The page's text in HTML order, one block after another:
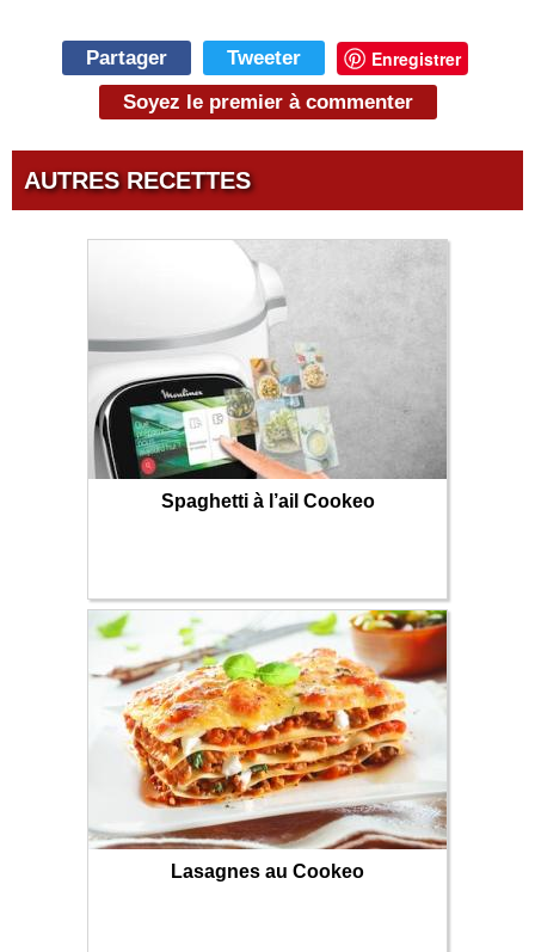
Partager Tweeter Enregistrer
Soyez le premier à commenter
AUTRES RECETTES
Spaghetti à l’ail Cookeo
Lasagnes au Cookeo